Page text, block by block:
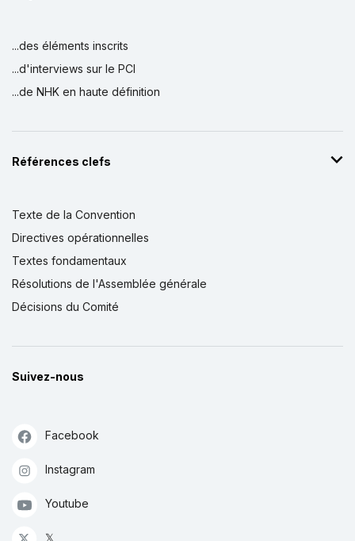
...des éléments inscrits
...d'interviews sur le PCI
...de NHK en haute définition
Références clefs
Texte de la Convention
Directives opérationnelles
Textes fondamentaux
Résolutions de l'Assemblée générale
Décisions du Comité
Suivez-nous
Facebook
Instagram
Youtube
𝕏